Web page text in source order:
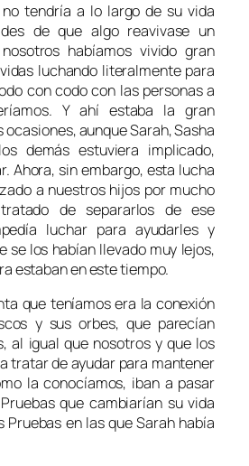
tendría a lo largo de su vida
de que algo reavivase un
habíamos vivido gran
luchando literalmente para
con codo con las personas a
Y ahí estaba la gran
aunque Sarah, Sasha
demás estuviera implicado,
Ahora, sin embargo, esta lucha
a nuestros hijos por mucho
de separarlos de ese
luchar para ayudarles y
se los habían llevado muy lejos,
estaban en este tiempo.
que teníamos era la conexión
y sus orbes, que parecían
al igual que nosotros y que los
tratar de ayudar para mantener
la conocíamos, iban a pasar
que cambiarían su vida
Pruebas en las que Sarah había